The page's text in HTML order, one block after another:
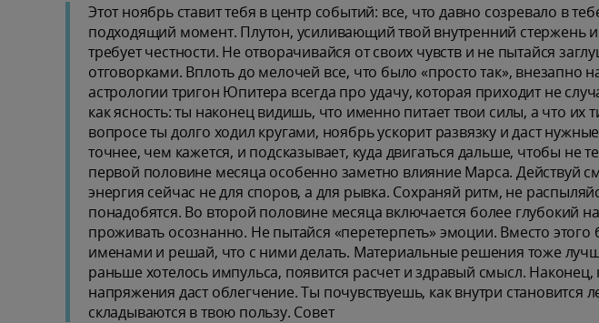
Этот ноябрь ставит тебя в центр событий: все, что давно созревало в
подходящий момент. Плутон, усиливающий твой внутренний стержень
требует честности. Не отворачивайся от своих чувств и не пытайся
отговорками. Вплоть до мелочей все, что было «просто так», внезапно
астрологии тригон Юпитера всегда про удачу, которая приходит не
как ясность: ты наконец видишь, что именно питает твои силы, а что их
вопросе ты долго ходил кругами, ноябрь ускорит развязку и даст
точнее, чем кажется, и подсказывает, куда двигаться дальше, чтобы не
первой половине месяца особенно заметно влияние Марса. Действуй
энергия сейчас не для споров, а для рывка. Сохраняй ритм, не
понадобятся. Во второй половине месяца включается более глубокий
проживать осознанно. Не пытайся «перетерпеть» эмоции. Вместо
именами и решай, что с ними делать. Материальные решения тоже
раньше хотелось импульса, появится расчет и здравый смысл. Наконец,
напряжения даст облегчение. Ты почувствуешь, как внутри становится
складываются в твою пользу. Совет